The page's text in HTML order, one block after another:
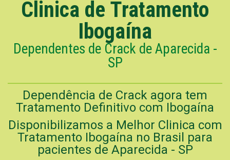
Clinica de Tratamento
Ibogaína
Dependentes de Crack de Aparecida -
SP
Dependência de Crack agora tem
Tratamento Definitivo com Ibogaína
Disponibilizamos a Melhor Clinica com
Tratamento Ibogaína no Brasil para
pacientes de Aparecida - SP